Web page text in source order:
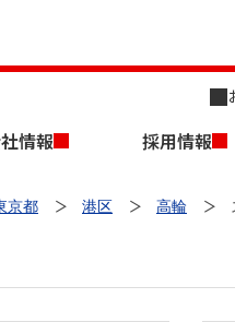
情報 採用情報
京都 港区 高輪